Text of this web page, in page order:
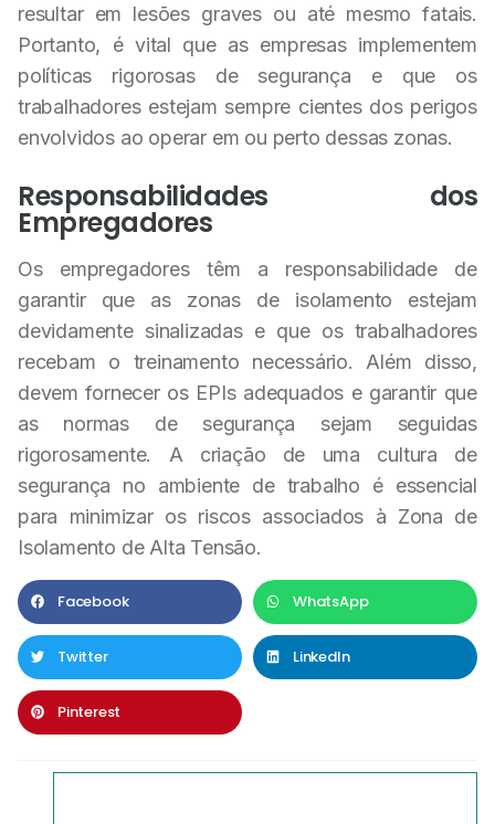
resultar em lesões graves ou até mesmo fatais.
Portanto, é vital que as empresas implementem
políticas rigorosas de segurança e que os
trabalhadores estejam sempre cientes dos perigos
envolvidos ao operar em ou perto dessas zonas.
Responsabilidades dos
Empregadores
Os empregadores têm a responsabilidade de
garantir que as zonas de isolamento estejam
devidamente sinalizadas e que os trabalhadores
recebam o treinamento necessário. Além disso,
devem fornecer os EPIs adequados e garantir que
as normas de segurança sejam seguidas
rigorosamente. A criação de uma cultura de
segurança no ambiente de trabalho é essencial
para minimizar os riscos associados à Zona de
Isolamento de Alta Tensão.
Facebook WhatsApp
Twitter LinkedIn
Pinterest